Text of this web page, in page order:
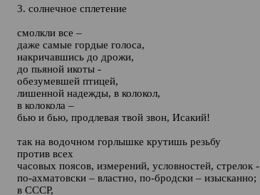
3. солнечное сплетение
смолкли все –
даже самые гордые голоса,
накричавшись до дрожи,
до пьяной икоты -
обезумевшей птицей,
лишенной надежды, в колокол,
в колокола –
бью и бью, продлевая твой звон, Исакий!
так на водочном горлышке крутишь резьбу
против всех
часовых поясов, измерений, условностей, стрелок -
по-ахматовски – властно, по-бродски – изысканно;
в СССР,